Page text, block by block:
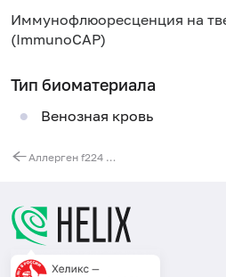
Иммунофлюоресценция на
(ImmunoCAP)
Тип биоматериала
Венозная кровь
Аллерген f224 - семена мака, IgE (ImmunoCAP)